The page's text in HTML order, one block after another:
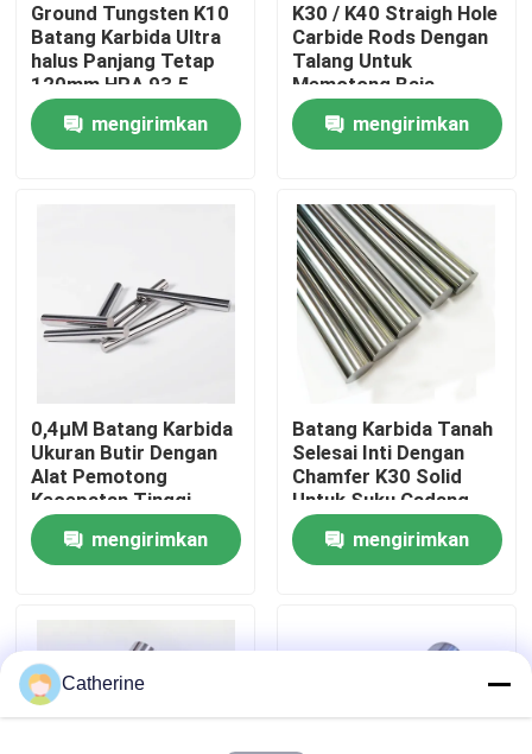
Rumah
Produk
Tur Pabrik
Hubungi kami
Berita
batang tungsten karbida
Ground Tungsten K10
Batang Karbida Ultra
halus Panjang Tetap
120mm HRA 93.5
mengirimkan
K30 / K40 Straigh Hole
Carbide Rods Dengan
Talang Untuk
Memotong Baja
mengirimkan
0,4μM Batang Karbida
Ukuran Butir Dengan
Alat Pemotong
Kecepatan Tinggi
Talang K40
mengirimkan
Batang Karbida Tanah
Selesai Inti Dengan
Chamfer K30 Solid
Untuk Suku Cadang
Aus
mengirimkan
Catherine